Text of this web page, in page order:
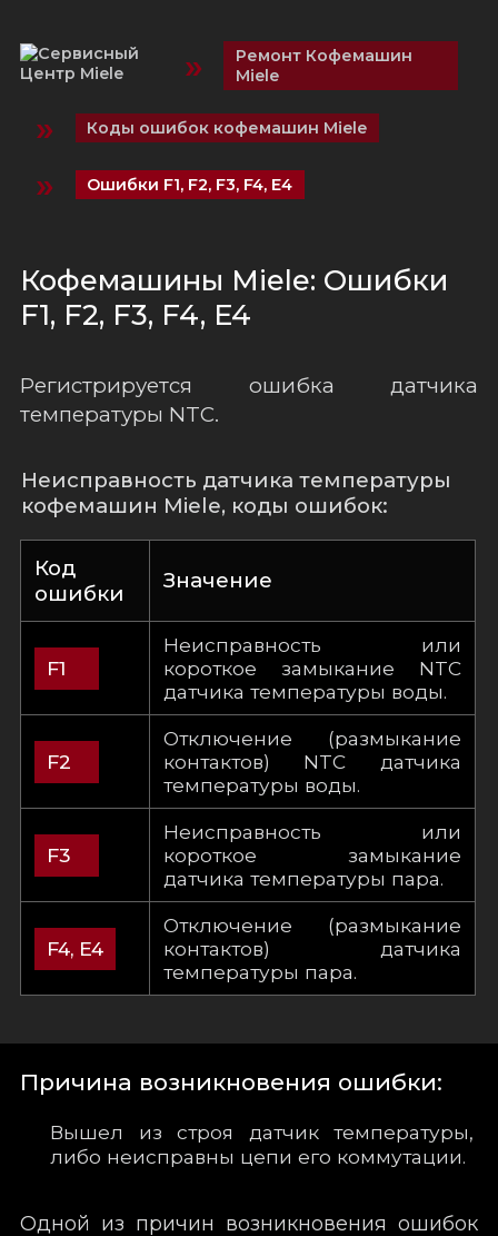
»
Ремонт Кофемашин
Miele
» Коды ошибок кофемашин Miele
» Ошибки F1, F2, F3, F4, E4
Кофемашины Miele: Ошибки
F1, F2, F3, F4, E4
Регистрируется ошибка датчика
температуры NTC.
Неисправность датчика температуры
кофемашин Miele, коды ошибок:
Код
ошиб­ки
Значение
F1
Неисправность или
короткое замыкание NTC
датчика температуры воды.
F2
Отключение (размыкание
контактов) NTC датчика
температуры воды.
F3
Неисправность или
короткое замыкание
датчика температуры пара.
F4, E4
Отключение (размыкание
контактов) датчика
температуры пара.
Причина возникновения ошибки:
Вышел из строя датчик температуры,
либо неисправны цепи его коммутации.
Одной из причин возникновения ошибок